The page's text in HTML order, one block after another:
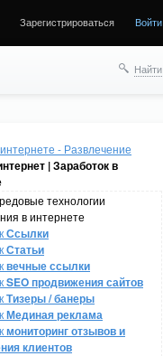
Зарегистрироваться Войти
Найти
- Развлечение
| Заработок в
технологии
в интернете
Ссылки
Статьи
вечные ссылки
SEO продвижения сайтов
Тизеры / банеры
Мединая реклама
мониторинг отзывов и
клиентов